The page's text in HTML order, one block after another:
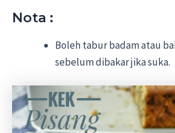
Nota :
Boleh tabur badam atau
sebelum dibakar jika suka.